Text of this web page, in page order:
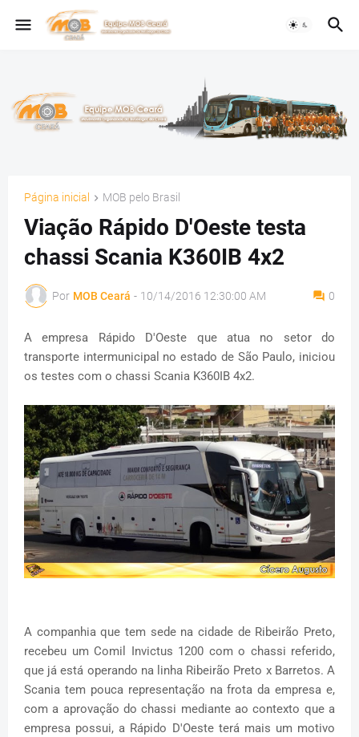
Página inicial MOB pelo Brasil
Viação Rápido D'Oeste testa
chassi Scania K360IB 4x2
Por MOB Ceará - 10/14/2016 12:30:00 AM 0
A empresa Rápido D'Oeste que atua no setor do
transporte intermunicipal no estado de São Paulo, iniciou
os testes com o chassi Scania K360IB 4x2.
A companhia que tem sede na cidade de Ribeirão Preto,
recebeu um Comil Invictus 1200 com o chassi referido,
que já está operando na linha Ribeirão Preto x Barretos. A
Scania tem pouca representação na frota da empresa e,
com a aprovação do chassi mediante ao contexto que a
empresa possui, a Rápido D'Oeste terá mais um motivo